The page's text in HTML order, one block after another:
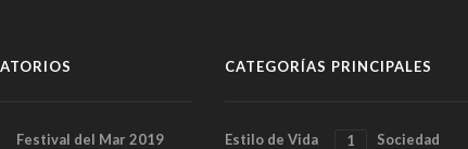
Festival del Mar 2019
CATEGORÍAS PRINCIPALES
Estilo de Vida 1 Sociedad